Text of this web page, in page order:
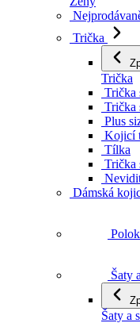
Trička
Trička
Trička
Trička
Plus
Kojicí
Tílka
Trička
Dámská
Šaty
Šaty a